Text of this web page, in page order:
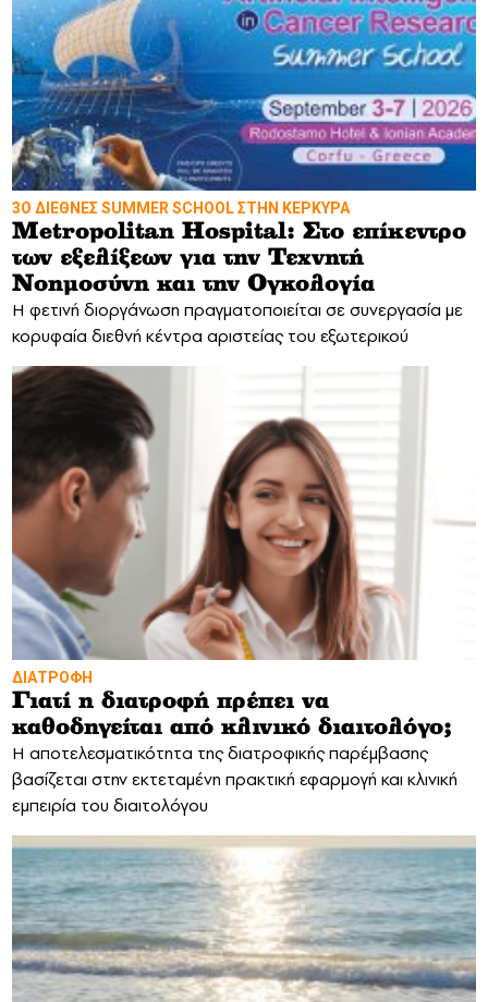
3Ο ΔΙΕΘΝΕΣ SUMMER SCHOOL ΣΤΗΝ ΚΕΡΚΥΡΑ
Metropolitan Hospital: Στο επίκεντρο
των εξελίξεων για την Τεχνητή
Νοημοσύνη και την Ογκολογία
Η φετινή διοργάνωση πραγματοποιείται σε συνεργασία με
κορυφαία διεθνή κέντρα αριστείας του εξωτερικού
ΔΙΑΤΡΟΦΗ
Γιατί η διατροφή πρέπει να
καθοδηγείται από κλινικό διαιτολόγο;
Η αποτελεσματικότητα της διατροφικής παρέμβασης
βασίζεται στην εκτεταμένη πρακτική εφαρμογή και κλινική
εμπειρία του διαιτολόγου